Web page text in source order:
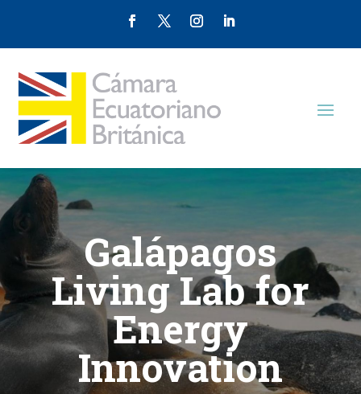
Galápagos
Living Lab for
Energy
Innovation